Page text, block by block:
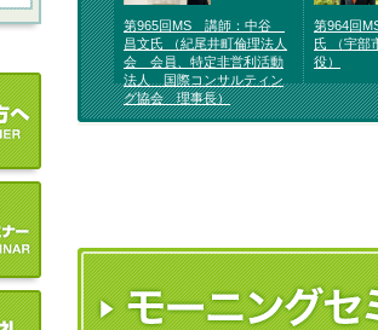
第965回MS 講師：中谷
昌文氏 （紀尾井町倫理法人
会 会員、特定非営利活動
法人 国際コンサルティン
グ協会 理事長）
第964回
氏 （宇部
役）